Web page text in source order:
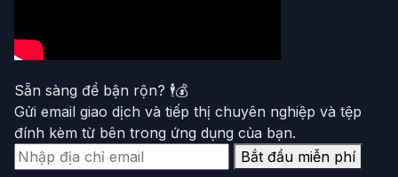
Sẵn sàng để bận rộn? 🕴️💰
Gửi email giao dịch và tiếp thị chuyên nghiệp và tệp
đính kèm từ bên trong ứng dụng của bạn.
Bắt đầu miễn phí